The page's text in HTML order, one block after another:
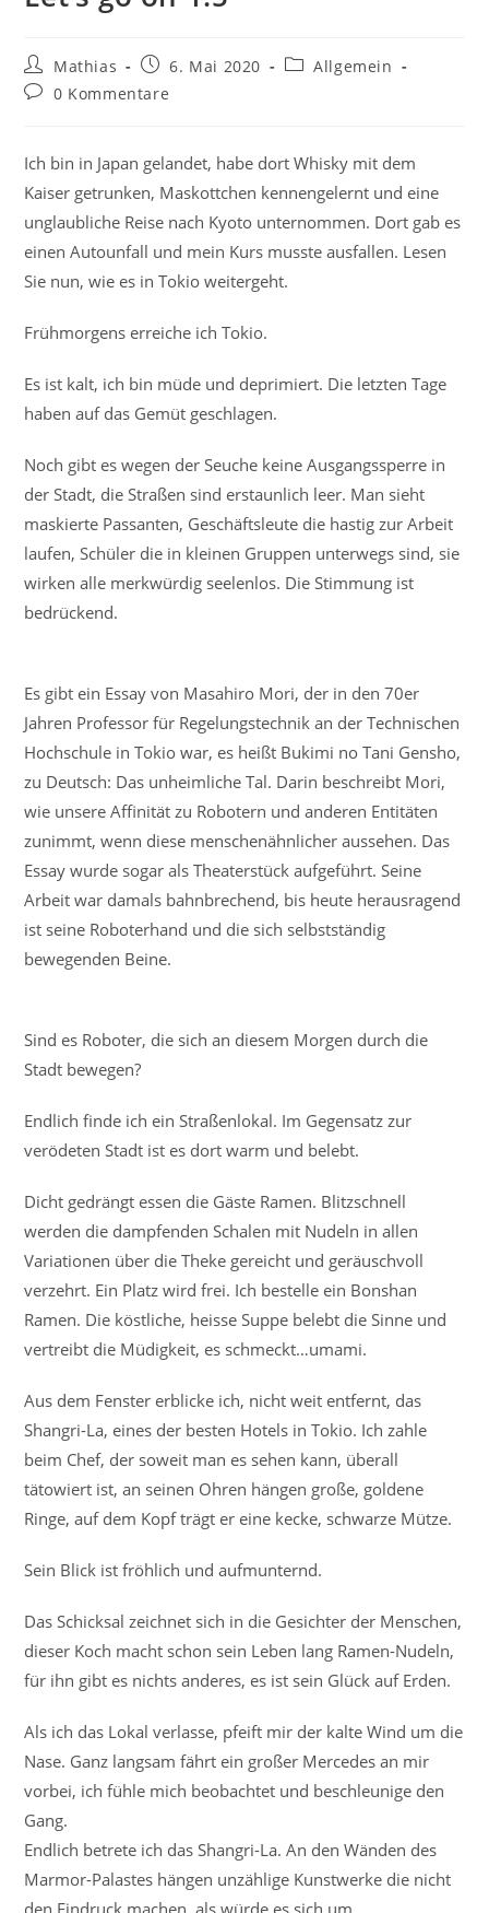
Beitrags-
Autor:
Mathias
Beitrag
veröffentlicht:
6. Mai 2020
Beitrags-
Allgemein
Beitrags-
0 Kommentare
Ich bin in Japan gelandet, habe dort Whisky mit dem
Kaiser getrunken, Maskottchen kennengelernt und eine
unglaubliche Reise nach Kyoto unternommen. Dort gab es
einen Autounfall und mein Kurs musste ausfallen. Lesen
Sie nun, wie es in Tokio weitergeht.
Frühmorgens erreiche ich Tokio.
Es ist kalt, ich bin müde und deprimiert. Die letzten Tage
haben auf das Gemüt geschlagen.
Noch gibt es wegen der Seuche keine Ausgangssperre in
der Stadt, die Straßen sind erstaunlich leer. Man sieht
maskierte Passanten, Geschäftsleute die hastig zur Arbeit
laufen, Schüler die in kleinen Gruppen unterwegs sind, sie
wirken alle merkwürdig seelenlos. Die Stimmung ist
bedrückend.
Es gibt ein Essay von Masahiro Mori, der in den 70er
Jahren Professor für Regelungstechnik an der Technischen
Hochschule in Tokio war, es heißt Bukimi no Tani Gensho,
zu Deutsch: Das unheimliche Tal. Darin beschreibt Mori,
wie unsere Affinität zu Robotern und anderen Entitäten
zunimmt, wenn diese menschenähnlicher aussehen. Das
Essay wurde sogar als Theaterstück aufgeführt. Seine
Arbeit war damals bahnbrechend, bis heute herausragend
ist seine Roboterhand und die sich selbstständig
bewegenden Beine.
Sind es Roboter, die sich an diesem Morgen durch die
Stadt bewegen?
Endlich finde ich ein Straßenlokal. Im Gegensatz zur
verödeten Stadt ist es dort warm und belebt.
Dicht gedrängt essen die Gäste Ramen. Blitzschnell
werden die dampfenden Schalen mit Nudeln in allen
Variationen über die Theke gereicht und geräuschvoll
verzehrt. Ein Platz wird frei. Ich bestelle ein Bonshan
Ramen. Die köstliche, heisse Suppe belebt die Sinne und
vertreibt die Müdigkeit, es schmeckt…umami.
Aus dem Fenster erblicke ich, nicht weit entfernt, das
Shangri-La, eines der besten Hotels in Tokio. Ich zahle
beim Chef, der soweit man es sehen kann, überall
tätowiert ist, an seinen Ohren hängen große, goldene
Ringe, auf dem Kopf trägt er eine kecke, schwarze Mütze.
Sein Blick ist fröhlich und aufmunternd.
Das Schicksal zeichnet sich in die Gesichter der Menschen,
dieser Koch macht schon sein Leben lang Ramen-Nudeln,
für ihn gibt es nichts anderes, es ist sein Glück auf Erden.
Als ich das Lokal verlasse, pfeift mir der kalte Wind um die
Nase. Ganz langsam fährt ein großer Mercedes an mir
vorbei, ich fühle mich beobachtet und beschleunige den
Gang.
Endlich betrete ich das Shangri-La. An den Wänden des
Marmor-Palastes hängen unzählige Kunstwerke die nicht